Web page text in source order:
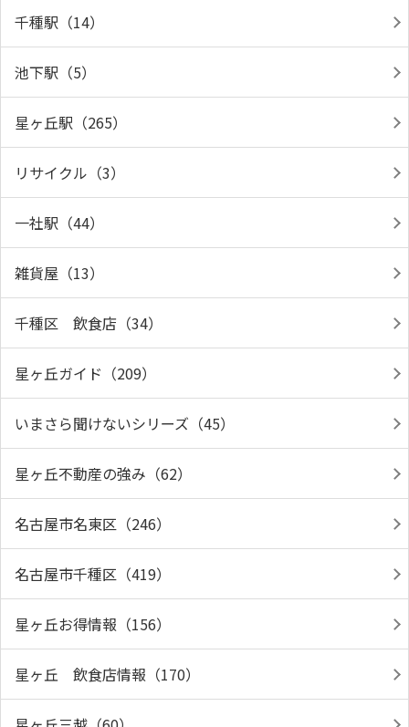
千種駅（14）
池下駅（5）
星ヶ丘駅（265）
リサイクル（3）
一社駅（44）
雑貨屋（13）
千種区 飲食店（34）
星ヶ丘ガイド（209）
いまさら聞けないシリーズ（45）
星ヶ丘不動産の強み（62）
名古屋市名東区（246）
名古屋市千種区（419）
星ヶ丘お得情報（156）
星ヶ丘 飲食店情報（170）